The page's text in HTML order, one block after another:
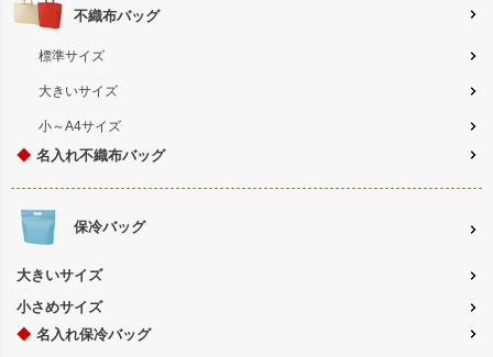
不織布バッグ
標準サイズ
大きいサイズ
小～A4サイズ
◆ 名入れ不織布バッグ
保冷バッグ
大きいサイズ
小さめサイズ
◆ 名入れ保冷バッグ